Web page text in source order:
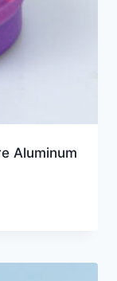
Aluminum